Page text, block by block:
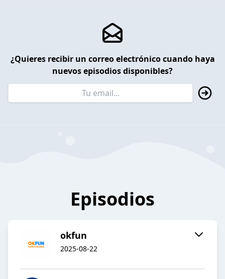
¿Quieres recibir un correo electrónico cuando haya
nuevos episodios disponibles?
Episodios
okfun
2025-08-22